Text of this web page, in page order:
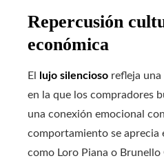
Repercusión
económica
El lujo silencioso refleja
en la que los compradores
una conexión emocional
comportamiento se aprecia
como Loro Piana o